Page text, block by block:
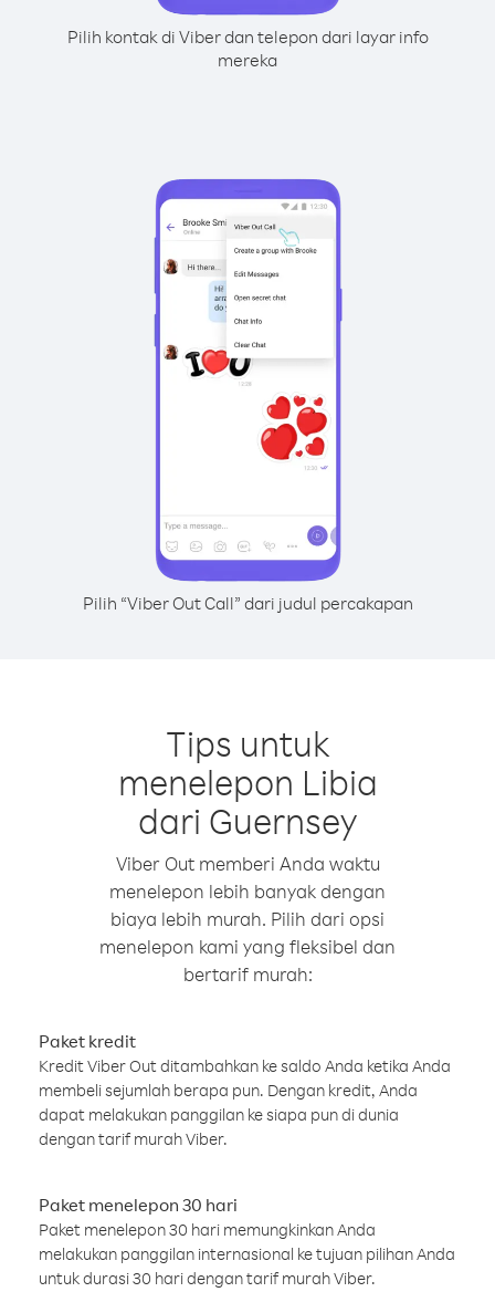
Pilih kontak di Viber dan telepon dari layar info
mereka
Pilih “Viber Out Call” dari judul percakapan
Tips untuk
menelepon Libia
dari Guernsey
Viber Out memberi Anda waktu
menelepon lebih banyak dengan
biaya lebih murah. Pilih dari opsi
menelepon kami yang fleksibel dan
bertarif murah:
Paket kredit
Kredit Viber Out ditambahkan ke saldo Anda ketika Anda
membeli sejumlah berapa pun. Dengan kredit, Anda
dapat melakukan panggilan ke siapa pun di dunia
dengan tarif murah Viber.
Paket menelepon 30 hari
Paket menelepon 30 hari memungkinkan Anda
melakukan panggilan internasional ke tujuan pilihan Anda
untuk durasi 30 hari dengan tarif murah Viber.